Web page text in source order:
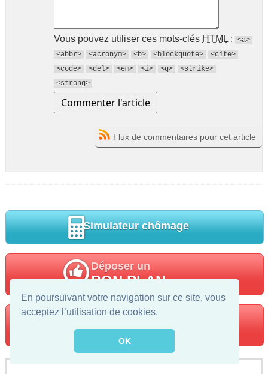
En poursuivant votre navigation sur ce site, vous
acceptez l’utilisation de cookies.
OK
Vous pouvez utiliser ces mots-clés HTML:
<a>
<abbr>
<acronym> <b> <blockquote>
<cite>
<code>
<del> <em> <i> <q>
<strike>
<strong>
Flux de commentaires pour cet article
Simulateur chômage
Déposer un
BON PLAN
Trouver votre
POLE EMPLOI